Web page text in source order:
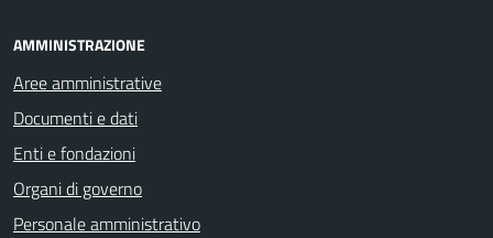
AMMINISTRAZIONE
Aree amministrative
Documenti e dati
Enti e fondazioni
Organi di governo
Personale amministrativo